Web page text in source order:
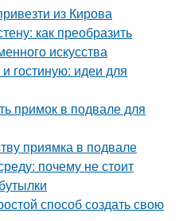
из Кирова
как преобразить
искусства
гостиную: идеи для
примок в подвале для
приямка в подвале
почему не стоит
способ создать свою